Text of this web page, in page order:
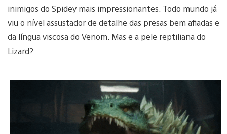
inimigos do Spidey mais impressionantes. Todo mundo já
viu o nível assustador de detalhe das presas bem afiadas e
da língua viscosa do Venom. Mas e a pele reptiliana do
Lizard?